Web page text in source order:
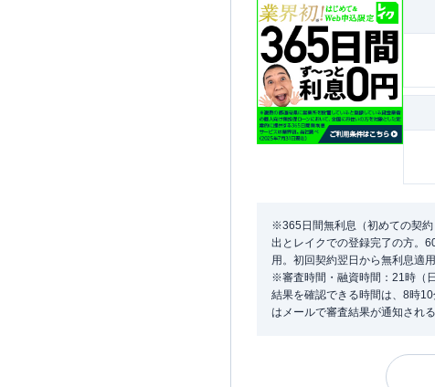
※365日間無利息（初めての契
出とレイクでの登録完了の方。
用。初回契約翌日から無利息適
※審査時間・融資時間：21時（
結果を確認できる時間は、8時
はメールで審査結果が通知され